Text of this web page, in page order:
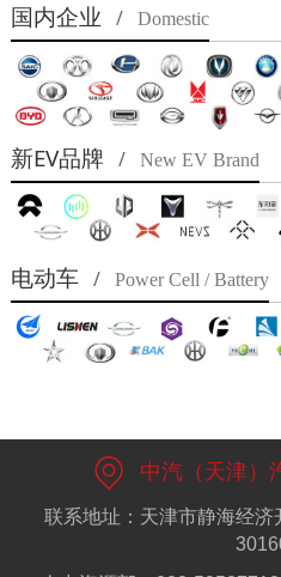
国内企业 / Domestic
新EV品牌 / New EV Brand
电动车 / Power Cell / Battery
中汽（天津）
联系地址：天津市静海经